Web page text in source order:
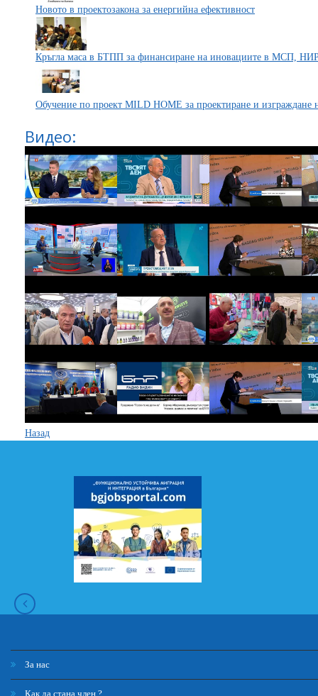
Новото в проектозакона за енергийна ефективност
Кръгла маса в БТПП за финансиране на иновациите в МСП,
Обучение по проект MILD HOME за проектиране и изграждане
Видео:
Назад
За нас
Как да стана член ?